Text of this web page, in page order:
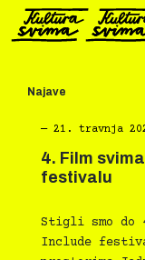
Preskoči
sadržaj
Najave
― 21. travnja
4. Film
festivalu
Stigli smo do
Include